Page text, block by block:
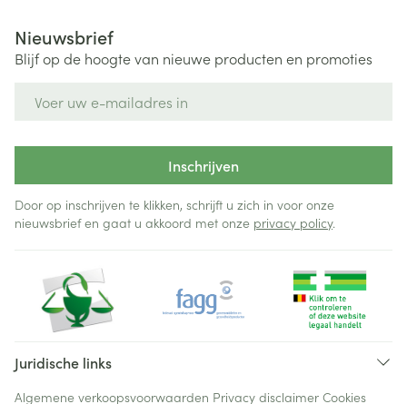
Nieuwsbrief
Blijf op de hoogte van nieuwe producten en promoties
Inschrijven
Door op inschrijven te klikken, schrijft u zich in voor onze
nieuwsbrief en gaat u akkoord met onze privacy policy.
Juridische links
Algemene verkoopsvoorwaarden Privacy disclaimer Cookies